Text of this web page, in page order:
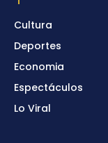
Cultura
Deportes
Economia
Espectáculos
Lo Viral